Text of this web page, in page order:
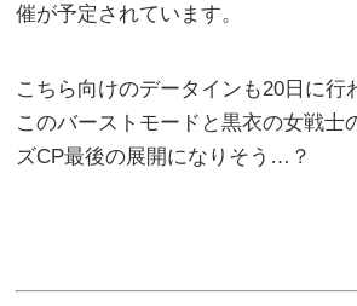
催が予定されています。
こちら向けのデータインも20日に行
このバーストモードと黒衣の女戦士
ズCP最後の展開になりそう…？